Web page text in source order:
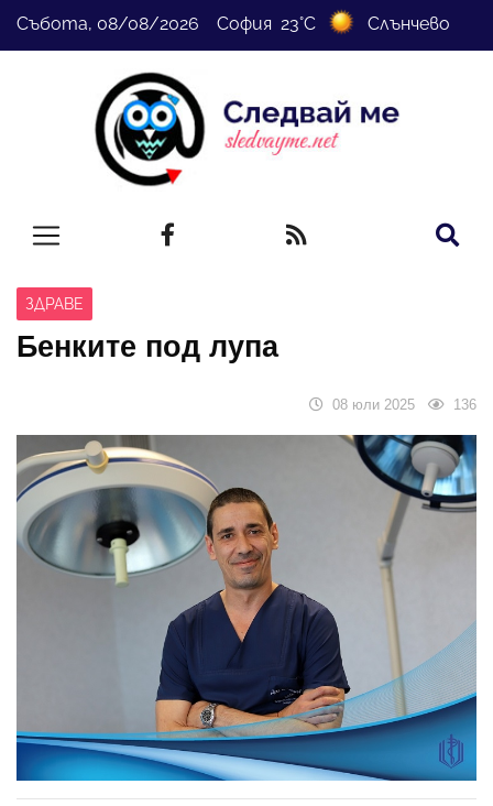
Събота, 08/08/2026 София 23°C Слънчево
ЗДРАВЕ
Бенките под лупа
08 юли 2025 136